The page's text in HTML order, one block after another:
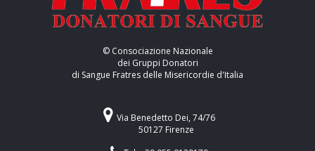
© Consociazione Nazionale
dei Gruppi Donatori
di Sangue Fratres delle Misericordie d'Italia
Via Benedetto Dei, 74/76
50127 Firenze